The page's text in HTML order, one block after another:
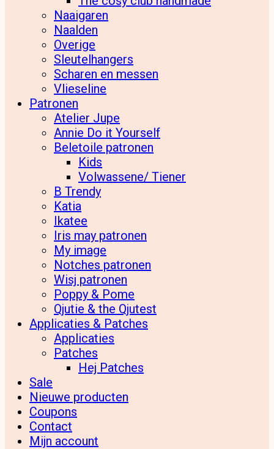
Naaigaren
Naalden
Overige
Sleutelhangers
Scharen en messen
Vlieseline
Patronen
Atelier Jupe
Annie Do it Yourself
Beletoile patronen
Kids
Volwassene/ Tiener
B Trendy
Katia
Ikatee
Iris may patronen
My image
Notches patronen
Wisj patronen
Poppy & Pome
Qjutie & the Qjutest
Applicaties & Patches
Applicaties
Patches
Hej Patches
Sale
Nieuwe producten
Coupons
Contact
Mijn account